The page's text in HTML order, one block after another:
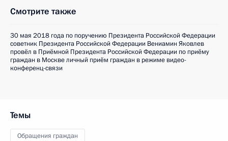
Смотрите также
30 мая 2018 года по поручению Президента Российской Федерации
советник Президента Российской Федерации Вениамин Яковлев
провёл в Приёмной Президента Российской Федерации по приёму
граждан в Москве личный приём граждан в режиме видео-
конференц-связи
Темы
Обращения граждан